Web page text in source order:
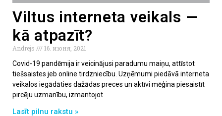
Viltus interneta veikals —
kā atpazīt?
Andrejs
16. июня, 2021
Covid-19 pandēmija ir veicinājusi paradumu maiņu, attīstot
tiešsaistes jeb online tirdzniecību. Uzņēmumi piedāvā interneta
veikalos iegādāties dažādas preces un aktīvi mēģina piesaistīt
pircēju uzmanību, izmantojot
Lasīt pilnu rakstu »